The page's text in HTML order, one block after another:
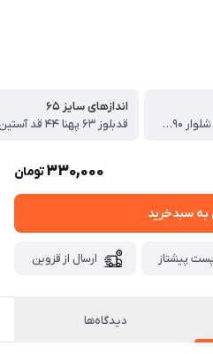
قدبلوز ۶۰ پهنا ۴۲ قدآستین ۵۱ ، قد شلوار ۹۰ سانت
اندازهای سایز ۶۵
330,000تومان
به سبدخرید
پست پیشتاز ارسال از قزوین
دیدگاه‌ها